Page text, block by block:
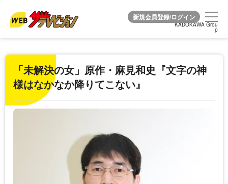
KADOKAWA Grou
p
KADOKAWA Grou
p
「未解決の女」原作・麻見和史『文字の神
様はなかなか降りてこない』